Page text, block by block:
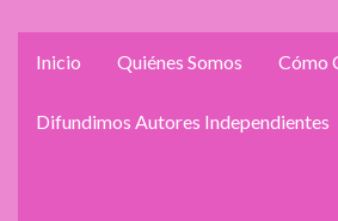
Inicio Quiénes Somos Cómo
Difundimos Autores Independientes